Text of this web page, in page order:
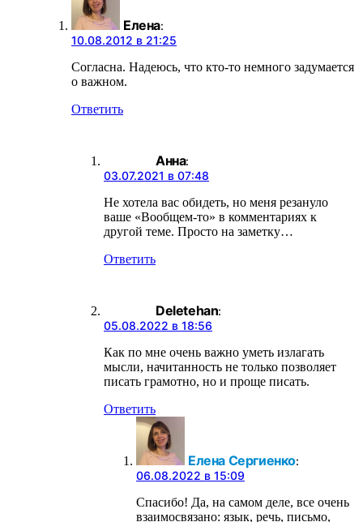
Елена:
10.08.2012 в 21:25
Согласна. Надеюсь, что кто-то немного задумается
о важном.
Ответить
Анна:
03.07.2021 в 07:48
Не хотела вас обидеть, но меня резануло
ваше «Вообщем-то» в комментариях к
другой теме. Просто на заметку…
Ответить
Deletehan:
05.08.2022 в 18:56
Как по мне очень важно уметь излагать
мысли, начитанность не только позволяет
писать грамотно, но и проще писать.
Ответить
Елена Сергиенко:
06.08.2022 в 15:09
Спасибо! Да, на самом деле, все очень
взаимосвязано: язык, речь, письмо,